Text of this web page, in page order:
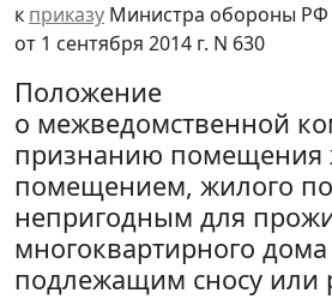
к приказу Министра обороны РФ
от 1 сентября 2014 г. N 630
Положение
о межведомственной
признанию
помещением, жилого
непригодным для
многоквартирного
подлежащим сносу или